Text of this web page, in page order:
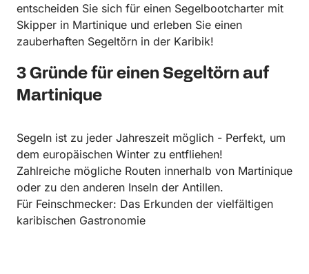
entscheiden Sie sich für einen Segelbootcharter mit
Skipper in Martinique und erleben Sie einen
zauberhaften Segeltörn in der Karibik!
3 Gründe für einen Segeltörn auf
Martinique
Segeln ist zu jeder Jahreszeit möglich - Perfekt, um
dem europäischen Winter zu entfliehen!
Zahlreiche mögliche Routen innerhalb von Martinique
oder zu den anderen Inseln der Antillen.
Für Feinschmecker: Das Erkunden der vielfältigen
karibischen Gastronomie